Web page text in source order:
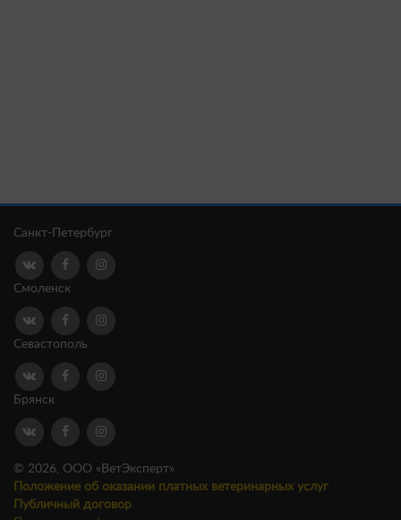
Санкт-Петербург
Смоленск
Севастополь
Брянск
© 2026, ООО «ВетЭксперт».
Положение об оказании платных ветеринарных услуг
Публичный договор